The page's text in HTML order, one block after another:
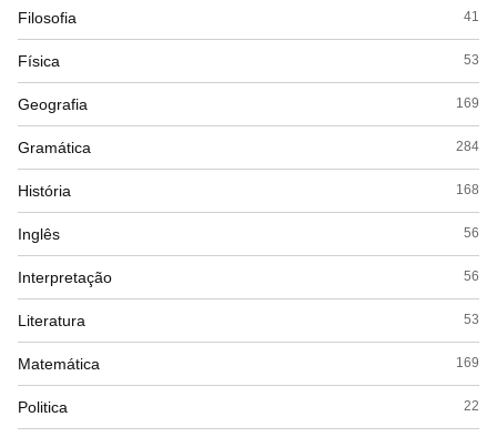
Filosofia 41
Física 53
Geografia 169
Gramática 284
História 168
Inglês 56
Interpretação 56
Literatura 53
Matemática 169
Politica 22